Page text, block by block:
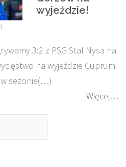
wyjeździe!
3:2 z PSG Stal Nysa na
na wyjeździe Cuprum
sezonie(…)
Więcej…